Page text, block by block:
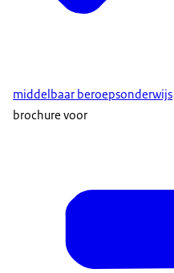
middelbaar beroepsonderwijs
brochure voor